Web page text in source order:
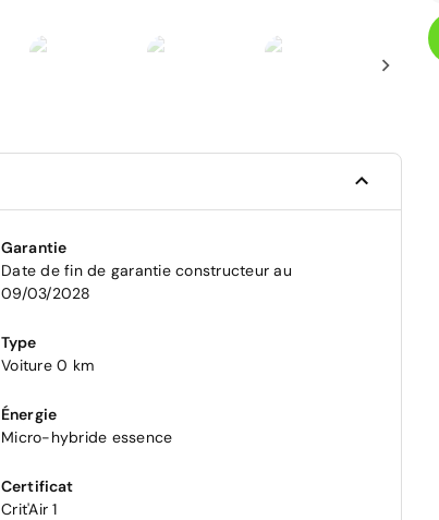
Garantie
Date de fin de garantie constructeur au
09/03/2028
Type
Voiture 0 km
Énergie
Micro-hybride essence
Certificat
Crit'Air 1